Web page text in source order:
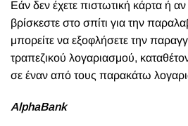
Εάν δεν έχετε πιστωτική κάρτα ή
βρίσκεστε στο σπίτι για την
μπορείτε να εξοφλήσετε την
τραπεζικού λογαριασμού,
σε έναν από τους παρακάτω
ΑlphaBank